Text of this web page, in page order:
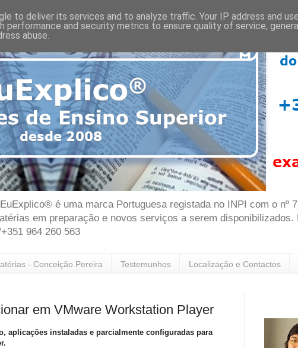
é uma marca Portuguesa registada no INPI com o nº
em preparação e novos serviços a serem
964 260 563
- Conceição Pereira Testemunhos Localização e Contactos
em VMware Workstation Player
aplicações instaladas e parcialmente configuradas para
to deliver its services and to analyze traffic. Your IP address and
performance and security metrics to ensure quality of service,
abuse.